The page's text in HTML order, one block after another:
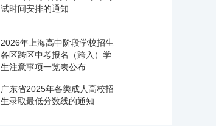
试时间安排的通知
2026年上海高中阶段学校招生
各区跨区中考报名（跨入）学
生注意事项一览表公布
广东省2025年各类成人高校招
生录取最低分数线的通知